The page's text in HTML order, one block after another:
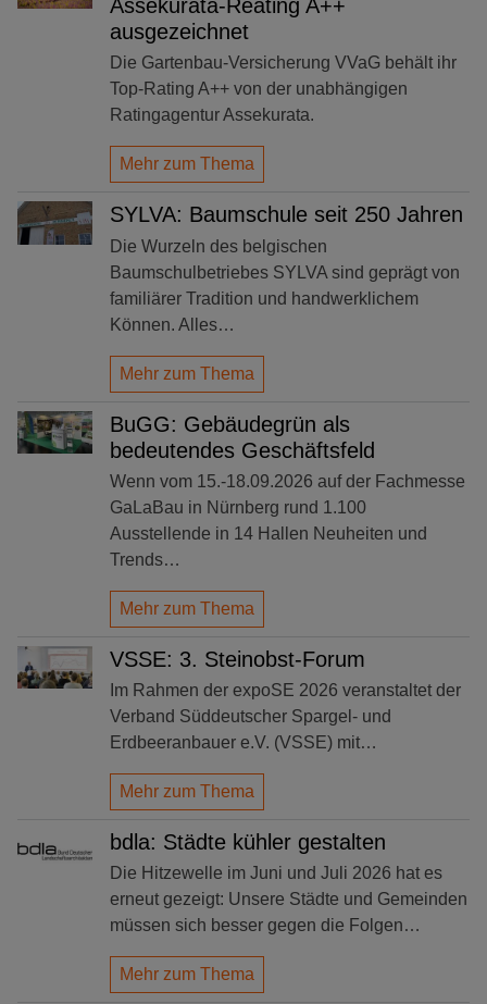
Assekurata-Reating A++
ausgezeichnet
Die Gartenbau-Versicherung VVaG behält ihr
Top-Rating A++ von der unabhängigen
Ratingagentur Assekurata.
Mehr zum Thema
SYLVA: Baumschule seit 250 Jahren
Die Wurzeln des belgischen
Baumschulbetriebes SYLVA sind geprägt von
familiärer Tradition und handwerklichem
Können. Alles…
Mehr zum Thema
BuGG: Gebäudegrün als
bedeutendes Geschäftsfeld
Wenn vom 15.-18.09.2026 auf der Fachmesse
GaLaBau in Nürnberg rund 1.100
Ausstellende in 14 Hallen Neuheiten und
Trends…
Mehr zum Thema
VSSE: 3. Steinobst-Forum
Im Rahmen der expoSE 2026 veranstaltet der
Verband Süddeutscher Spargel- und
Erdbeeranbauer e.V. (VSSE) mit…
Mehr zum Thema
bdla: Städte kühler gestalten
Die Hitzewelle im Juni und Juli 2026 hat es
erneut gezeigt: Unsere Städte und Gemeinden
müssen sich besser gegen die Folgen…
Mehr zum Thema